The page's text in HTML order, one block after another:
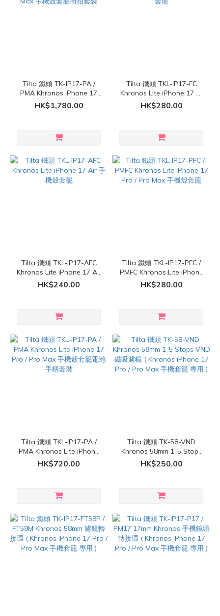
Tilta 鐵頭 TK-IP17-PA /
PMA Khronos iPhone 17
Pro / Pro Max 手機殼套籠街
拍套裝
HK$1,780.00
Tilta 鐵頭 TKL-IP17-FC
Khronos Lite iPhone 17 手
機殼套籠
HK$280.00
Tilta 鐵頭 TKL-IP17-AFC
Khronos Lite iPhone 17 Air
手機殼套籠
HK$240.00
Tilta 鐵頭 TKL-IP17-PFC /
PMFC Khronos Lite iPhone
17 Pro / Pro Max 手機殼套
HK$280.00
Tilta 鐵頭 TKL-IP17-PA /
PMA Khronos Lite iPhone
17 Pro / Pro Max 手機殼套
籠電池手柄套裝
HK$720.00
Tilta 鐵頭 TK-58-VND
Khronos 58mm 1-5 Stops
VND 磁吸濾鏡 ( Khronos
iPhone 17 Pro / Pro Max 手
HK$250.00